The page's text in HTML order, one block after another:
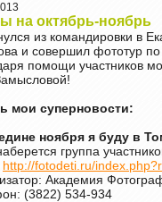
на октябрь-ноябрь
из командировки в
и совершил фототур
помощи участников
мои суперновости:
ноября я буду в
группа
http://fotodeti.ru/
Академия
(3822) 534-934